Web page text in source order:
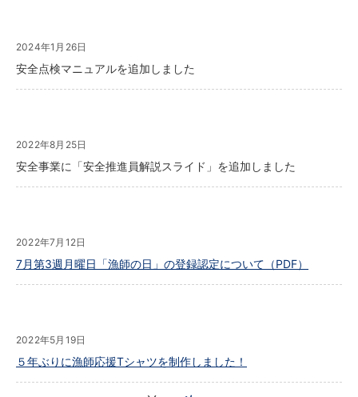
2024年1月26日
安全点検マニュアルを追加しました
2022年8月25日
安全事業に「安全推進員解説スライド」を追加しました
2022年7月12日
7月第3週月曜日「漁師の日」の登録認定について（PDF）
2022年5月19日
５年ぶりに漁師応援Tシャツを制作しました！